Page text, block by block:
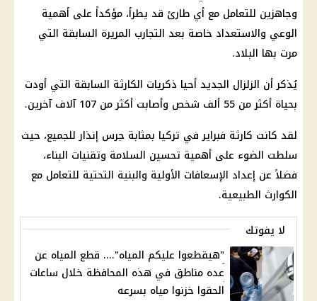
وجاهزين للتعامل مع أي طارئ قد يطرأ، مؤكداً على أهمية
الوعي والاستعداد خاصة بعد التجارب المريرة السابقة التي
مرت بها البلاد.
يُذكر أن الزلزال الجديد أحيا ذكريات الكارثة السابقة التي أودت
بحياة أكثر من 55 ألف شخص وأصابت أكثر من 107 آلاف آخرين.
لقد كانت كارثة فبراير في تركيا بمثابة جرس إنذار للجميع، حيث
سلطت الضوء على أهمية تحسين السلامة وتقنيات البناء،
فضلاً عن إعداد الإسعافات الأولية والبنية التحتية للتعامل مع
الكوارث الطبيعية.
لا يفوتك
"هيقطعوا عليكم المياه".... قطع المياه عن
عده مناطق في هذه المحافظة خلال ساعات
الحقوا خزنوا مياه بسرعه